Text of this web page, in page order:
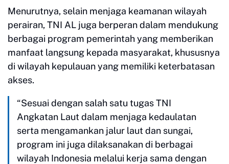
Menurutnya, selain menjaga keamanan wilayah
perairan, TNI AL juga berperan dalam mendukung
berbagai program pemerintah yang memberikan
manfaat langsung kepada masyarakat, khususnya
di wilayah kepulauan yang memiliki keterbatasan
akses.
“Sesuai dengan salah satu tugas TNI
Angkatan Laut dalam menjaga kedaulatan
serta mengamankan jalur laut dan sungai,
program ini juga dilaksanakan di berbagai
wilayah Indonesia melalui kerja sama dengan